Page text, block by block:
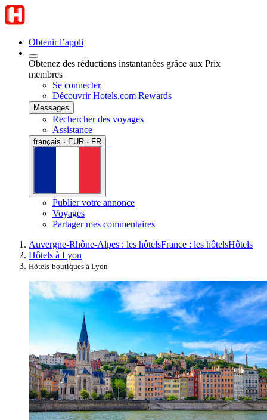
Obtenir l’appli
Obtenez des réductions instantanées grâce aux Prix
membres
Se connecter
Découvrir Hotels.com Rewards
Messages
Rechercher des voyages
Assistance
français · EUR · FR
Publier votre annonce
Voyages
Partager mes commentaires
Auvergne-Rhône-Alpes : les hôtelsFrance : les hôtelsHôtels
Hôtels à Lyon
Hôtels-boutiques à Lyon